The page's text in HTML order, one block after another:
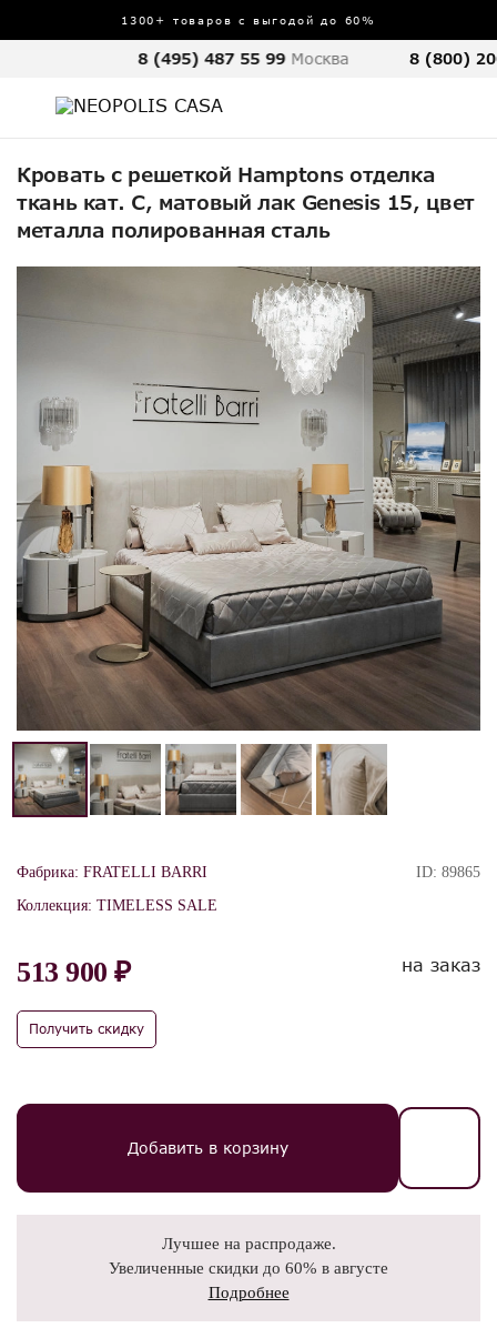
1300+ товаров с выгодой до 60%
8 (495) 487 55 99 Москва 8 (800)
Кровать с решеткой Hamptons отделка
ткань кат. С, матовый лак Genesis 15, цвет
металла полированная сталь
Фабрика: FRATELLI BARRI
Коллекция: TIMELESS SALE
ID: 89865
513 900 ₽
Получить скидку
на заказ
Добавить в корзину
Лучшее на распродаже.
Увеличенные скидки до 60% в августе
Подробнее